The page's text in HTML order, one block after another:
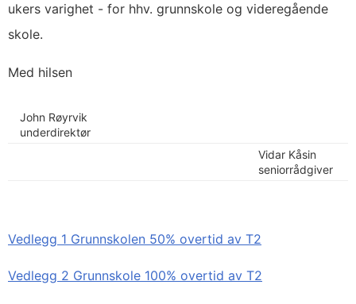
ukers varighet - for hhv. grunnskole og videregående
skole.
Med hilsen
John Røyrvik
underdirektør
Vidar Kåsin
seniorrådgiver
Vedlegg 1 Grunnskolen 50% overtid av T2
Vedlegg 2 Grunnskole 100% overtid av T2